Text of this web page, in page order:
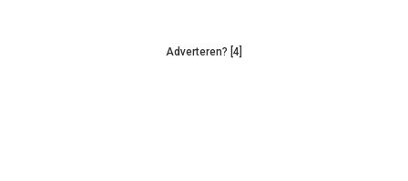
Adverteren? [4]